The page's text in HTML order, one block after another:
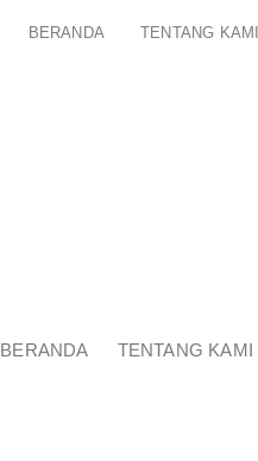
BERANDA TENTANG KAMI
BERANDA TENTANG KAMI